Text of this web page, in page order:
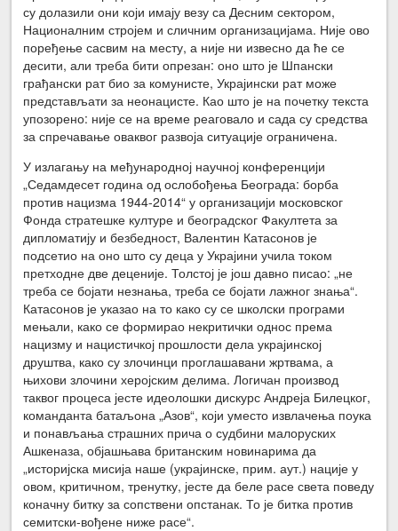
су долазили они који имају везу са Десним сектором,
Националним стројем и сличним организацијама. Није ово
поређење сасвим на месту, а није ни извесно да ће се
десити, али треба бити опрезан: оно што је Шпански
грађански рат био за комунисте, Украјински рат може
представљати за неонацисте. Као што је на почетку текста
упозорено: није се на време реаговало и сада су средства
за спречавање оваквог развоја ситуације ограничена.
У излагању на међународној научној конференцији
„Седамдесет година од ослобођења Београда: борба
против нацизма 1944-2014“ у организацији московског
Фонда стратешке културе и београдског Факултета за
дипломатију и безбедност, Валентин Катасонов је
подсетио на оно што су деца у Украјини учила током
претходне две деценије. Толстој је још давно писао: „не
треба се бојати незнања, треба се бојати лажног знања“.
Катасонов је указао на то како су се школски програми
мењали, како се формирао некритички однос према
нацизму и нацистичкој прошлости дела украјинској
друштва, како су злочинци проглашавани жртвама, а
њихови злочини херојским делима. Логичан производ
таквог процеса јесте идеолошки дискурс Андреја Билецког,
команданта батаљона „Азов“, који уместо извлачења поука
и понављања страшних прича о судбини малоруских
Ашкеназа, објашњава британским новинарима да
„историјска мисија наше (украјинске, прим. аут.) нације у
овом, критичном, тренутку, јесте да беле расе света поведу
коначну битку за сопствени опстанак. То је битка против
семитски-вођене ниже расе“.